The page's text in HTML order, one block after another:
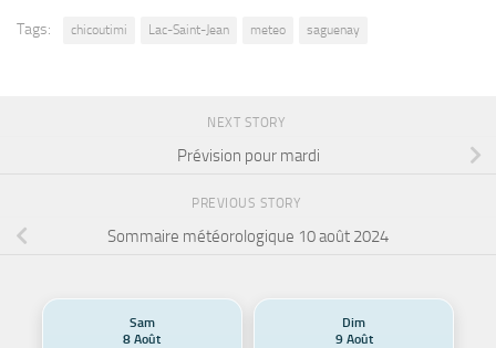
Tags: chicoutimi Lac-Saint-Jean meteo saguenay
NEXT STORY
Prévision pour mardi
PREVIOUS STORY
Sommaire météorologique 10 août 2024
Sam
8 Août
Dim
9 Août